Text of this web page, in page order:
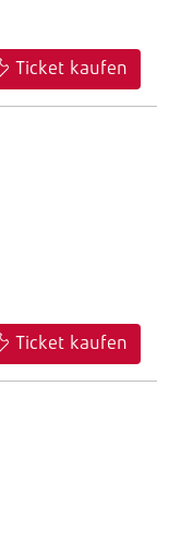
Ticket kaufen
Ticket kaufen